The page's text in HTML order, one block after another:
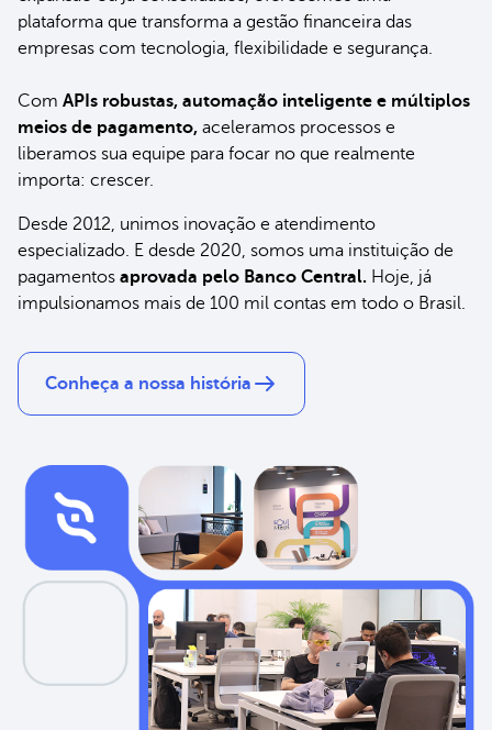
plataforma que transforma a gestão financeira das
empresas com tecnologia, flexibilidade e segurança.
Com APIs robustas, automação inteligente e múltiplos
meios de pagamento, aceleramos processos e
liberamos sua equipe para focar no que realmente
importa: crescer.
Desde 2012, unimos inovação e atendimento
especializado. E desde 2020, somos uma instituição de
pagamentos aprovada pelo Banco Central. Hoje, já
impulsionamos mais de 100 mil contas em todo o Brasil.
Conheça a nossa história